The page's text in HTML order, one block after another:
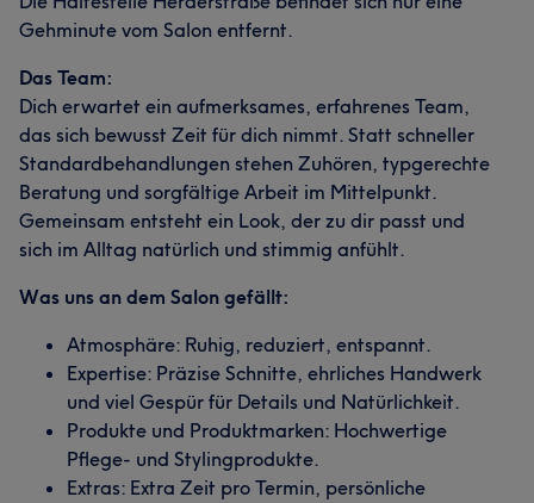
Gehminute vom Salon entfernt.
Das Team:
Dich erwartet ein aufmerksames, erfahrenes Team,
das sich bewusst Zeit für dich nimmt. Statt schneller
Standardbehandlungen stehen Zuhören, typgerechte
Beratung und sorgfältige Arbeit im Mittelpunkt.
Gemeinsam entsteht ein Look, der zu dir passt und
sich im Alltag natürlich und stimmig anfühlt.
Was uns an dem Salon gefällt:
Atmosphäre: Ruhig, reduziert, entspannt.
Expertise: Präzise Schnitte, ehrliches Handwerk
und viel Gespür für Details und Natürlichkeit.
Produkte und Produktmarken: Hochwertige
Pflege- und Stylingprodukte.
Extras: Extra Zeit pro Termin, persönliche